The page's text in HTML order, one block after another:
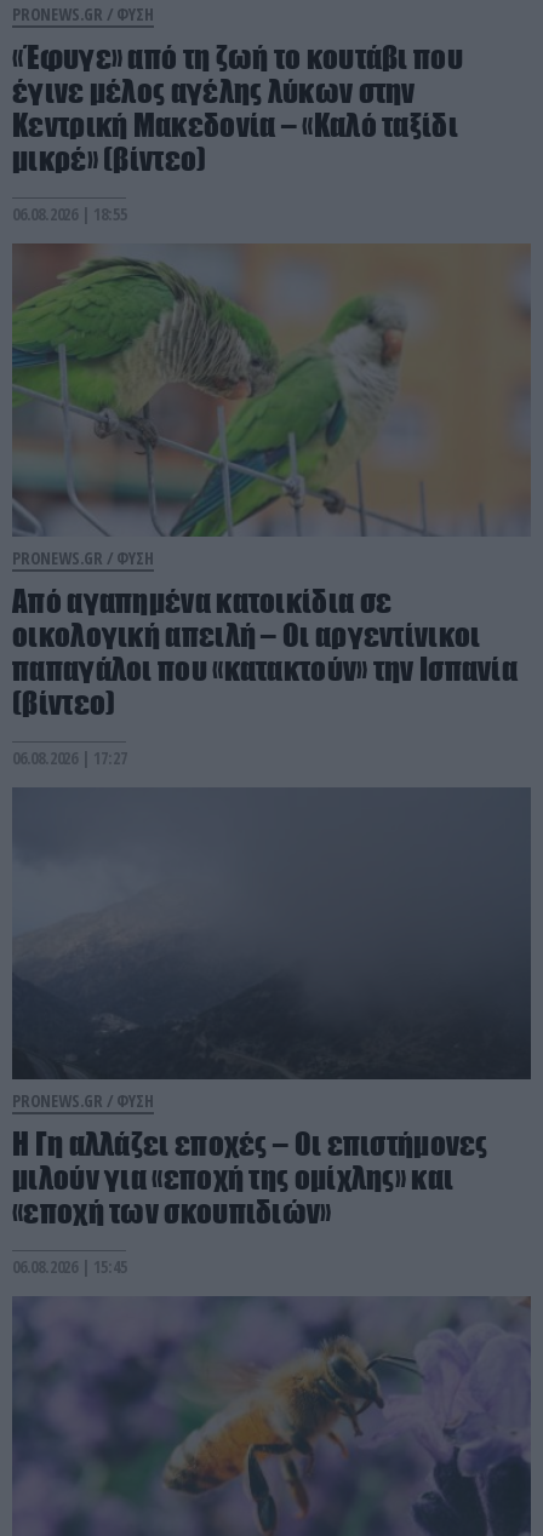
PRONEWS.GR / ΦΥΣΗ
«Έφυγε» από τη ζωή το κουτάβι που
έγινε μέλος αγέλης λύκων στην
Κεντρική Μακεδονία – «Καλό ταξίδι
μικρέ» (βίντεο)
06.08.2026 | 18:55
PRONEWS.GR / ΦΥΣΗ
Από αγαπημένα κατοικίδια σε
οικολογική απειλή – Οι αργεντίνικοι
παπαγάλοι που «κατακτούν» την Ισπανία
(βίντεο)
06.08.2026 | 17:27
PRONEWS.GR / ΦΥΣΗ
Η Γη αλλάζει εποχές – Οι επιστήμονες
μιλούν για «εποχή της ομίχλης» και
«εποχή των σκουπιδιών»
06.08.2026 | 15:45